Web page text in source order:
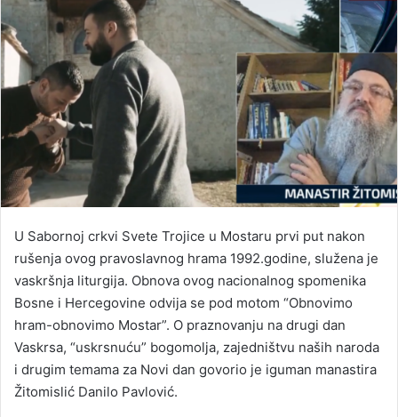
a
n
e
m
U Sabornoj crkvi Svete Trojice u Mostaru prvi put nakon
rušenja ovog pravoslavnog hrama 1992.godine, služena je
vaskršnja liturgija. Obnova ovog nacionalnog spomenika
Bosne i Hercegovine odvija se pod motom “Obnovimo
hram-obnovimo Mostar”. O praznovanju na drugi dan
Vaskrsa, “uskrsnuću” bogomolja, zajedništvu naših naroda
i drugim temama za Novi dan govorio je iguman manastira
Žitomislić Danilo Pavlović.